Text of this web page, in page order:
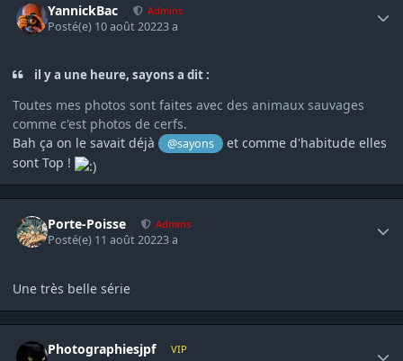
YannickBac Admins
Posté(e) 10 août 20223 a
il y a une heure, sayons a dit :
Toutes mes photos sont faites avec des animaux sauvages
comme c'est photos de cerfs.
Bah ça on le savait déjà
@sayons
et comme d'habitude elles
sont Top !
Porte-Poisse Admins
Posté(e) 11 août 20223 a
Une très belle série
Photographiesjpf VIP